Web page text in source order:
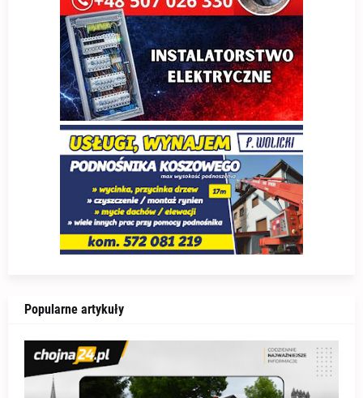
Popularne artykuły